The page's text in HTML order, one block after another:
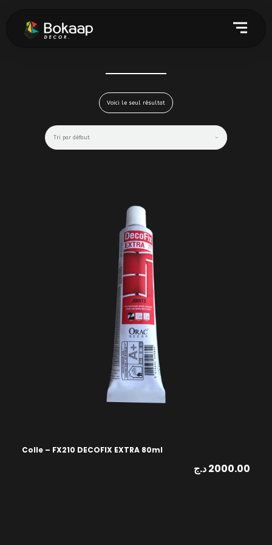
Voici le seul résultat
Colle – FX210 DECOFIX EXTRA 80ml
2000.00د.ج